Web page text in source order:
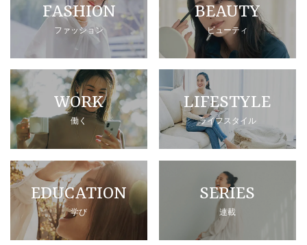
FASHION
ファッション
BEAUTY
ビューティ
WORK
働く
LIFESTYLE
ライフスタイル
EDUCATION
学び
SERIES
連載